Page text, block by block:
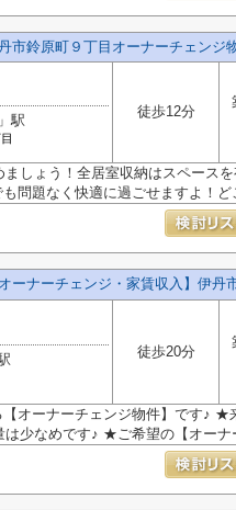
市鈴原町９丁目オーナーチェンジ
」駅
徒歩12分
しょう！全居室収納はスペース
問題なく快適に過ごせますよ！ど
オーナーチェンジ・家賃収入】伊
徒歩20分
オーナーチェンジ物件】です♪ ★
少なめです♪ ★ご希望の【オーナ